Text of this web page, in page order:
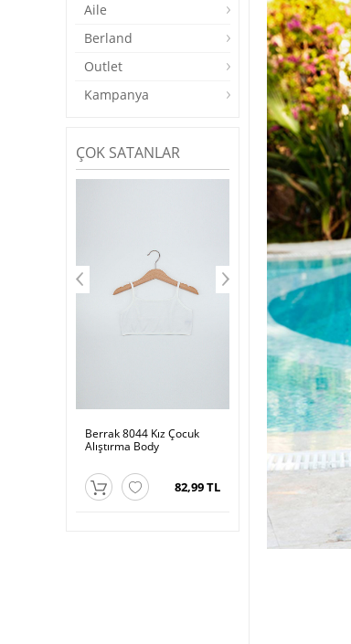
Aile
Berland
Outlet
Kampanya
ÇOK SATANLAR
Berrak 8044 Kız Çocuk
Alıştırma Body
82,99 TL
Berrak 8042 Kız Çocuk